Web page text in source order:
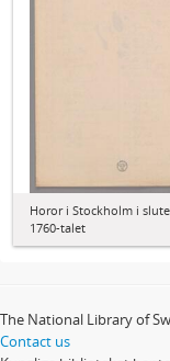
Horor i Stockholm i
1760-talet
The National Library of
Contact us